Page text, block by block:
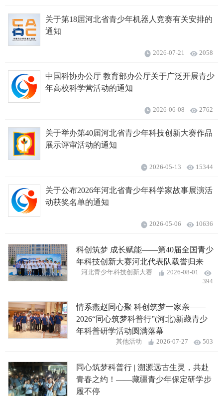
关于第18届河北省青少年机器人竞赛有关安排的
通知
2026-07-21 2058
中国科协办公厅 教育部办公厅关于广泛开展青少
年高校科学营活动的通知
2026-06-08 2762
关于举办第40届河北省青少年科技创新大赛作品
展示评审活动的通知
2026-05-13 15344
关于公布2026年河北省青少年科学家故事展演活
动获奖名单的通知
2026-05-06 10636
科创筑梦 成长赋能——第40届全国青少
年科技创新大赛河北代表队载誉归来
河北青少年科技创新大赛
2026-08-01
394
情系燕赵同心聚 科创筑梦一家亲——
2026“同心筑梦科普行”(河北)新藏青少
年科普研学活动圆满落幕
其他活动 2026-07-27 503
同心筑梦科普行 | 溯源远古生灵，共赴
青春之约！——藏疆青少年保定研学步
履不停